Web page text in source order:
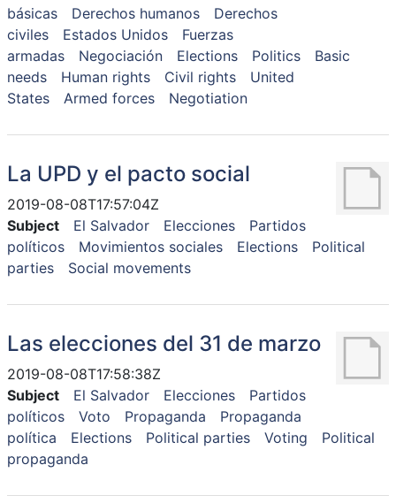
básicas
Derechos humanos
Derechos
civiles
Estados Unidos
Fuerzas
armadas
Negociación Elections Politics
Basic
needs
Human rights Civil rights
United
States
Armed forces Negotiation
La UPD y el pacto social
2019-08-08T17:57:04Z
Subject
El Salvador Elecciones
Partidos
políticos
Movimientos sociales Elections
Political
parties
Social movements
Las elecciones del 31 de marzo
2019-08-08T17:58:38Z
Subject
El Salvador Elecciones
Partidos
políticos
Voto Propaganda
Propaganda
política
Elections Political parties Voting
Political
propaganda